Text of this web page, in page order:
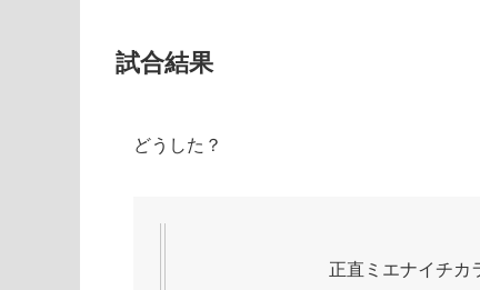
試合結果
どうした？
正直ミエナイチカ